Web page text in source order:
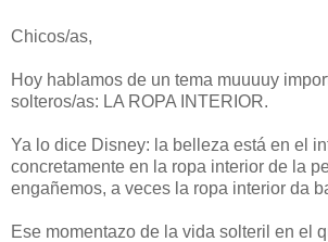
Chicos/as,
Hoy hablamos de un tema muuuuy
solteros/as: LA ROPA INTERIOR.
Ya lo dice Disney: la belleza está en el
concretamente en la ropa interior de la
engañemos, a veces la ropa interior da
Ese momentazo de la vida solteril en el